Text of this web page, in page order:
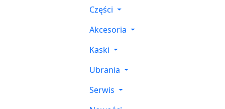
Części
Akcesoria
Kaski
Ubrania
Serwis